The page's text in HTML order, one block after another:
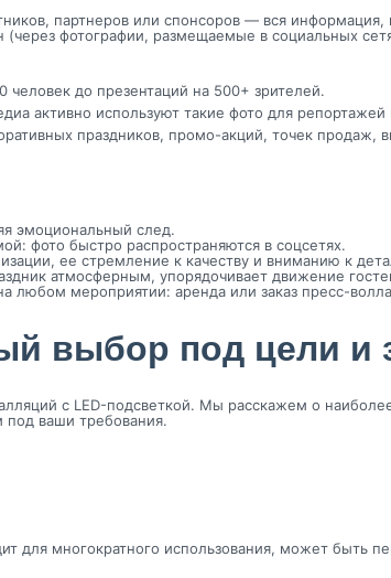
партнеров или спонсоров — вся информация,
(через фотографии, размещаемые в социальных
до презентаций на 500+ зрителей.
активно используют такие фото для репортажей
праздников, промо-акций, точек продаж,
эмоциональный след.
фото быстро распространяются в соцсетях.
ее стремление к качеству и вниманию к
атмосферным, упорядочивает движение
мероприятии: аренда или заказ пресс-
выбор под цели и
с LED-подсветкой. Мы расскажем о
под ваши требования.
для многократного использования, может быть